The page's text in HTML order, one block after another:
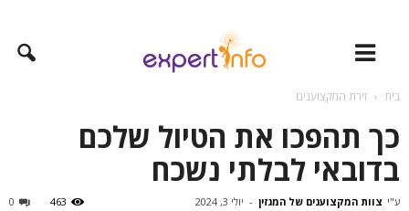
בית זירת המקצוענים
כך תהפכו את הטיול שלכם
בדובאי לבלתי נשכח
ע"י צוות המקצוענים של המגזין - יולי 3, 2024 0 463